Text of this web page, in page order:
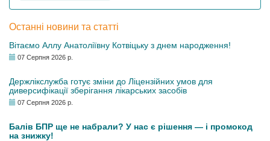
Останні новини та статті
Вітаємо Аллу Анатоліївну Котвіцьку з днем народження!
07 Серпня 2026 р.
Держлікслужба готує зміни до Ліцензійних умов для
диверсифікації зберігання лікарських засобів
07 Серпня 2026 р.
Балів БПР ще не набрали? У нас є рішення — і промокод
на знижку!